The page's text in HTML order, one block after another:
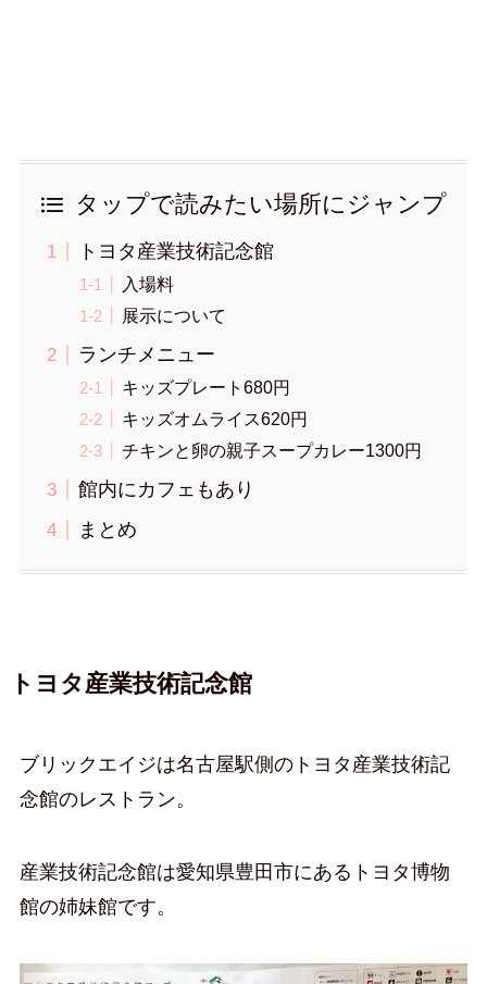
タップで読みたい場所にジャンプ
トヨタ産業技術記念館
入場料
展示について
ランチメニュー
キッズプレート680円
キッズオムライス620円
チキンと卵の親子スープカレー1300円
館内にカフェもあり
まとめ
トヨタ産業技術記念館
ブリックエイジは名古屋駅側のトヨタ産業技術記
念館のレストラン。
産業技術記念館は愛知県豊田市にあるトヨタ博物
館の姉妹館です。